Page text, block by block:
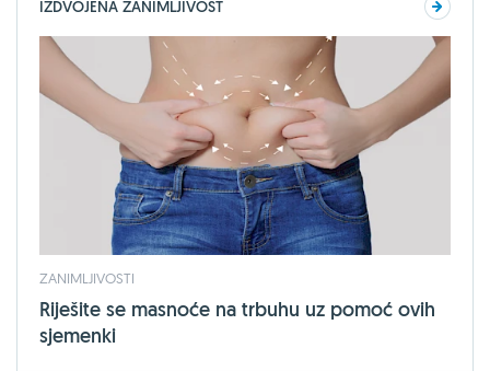
IZDVOJENA ZANIMLJIVOST
ZANIMLJIVOSTI
Riješite se masnoće na trbuhu uz pomoć ovih
sjemenki